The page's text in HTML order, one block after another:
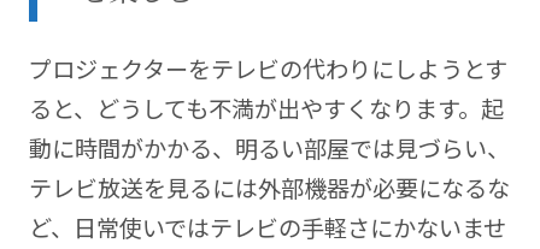
プロジェクターをテレビの代わりにしようとす
ると、どうしても不満が出やすくなります。起
動に時間がかかる、明るい部屋では見づらい、
テレビ放送を見るには外部機器が必要になるな
ど、日常使いではテレビの手軽さにかないませ